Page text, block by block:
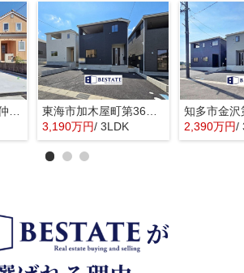
知多市梅が丘第5【仲介手数料0円】
東海市加木屋町第36の3号棟【仲介手数料0円】
3,190万円/ 3LDK 2,390万円/